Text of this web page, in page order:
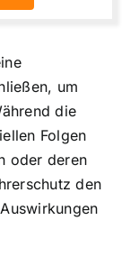
um
die
Folgen
oder deren
den